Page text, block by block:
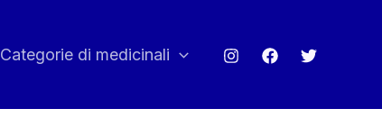
Categorie di medicinali